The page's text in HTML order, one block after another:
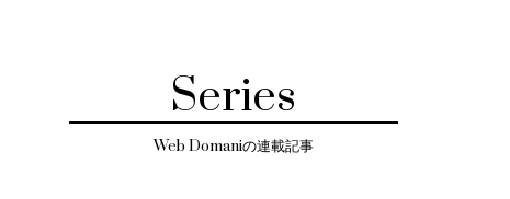
Series
Web Domaniの連載記事